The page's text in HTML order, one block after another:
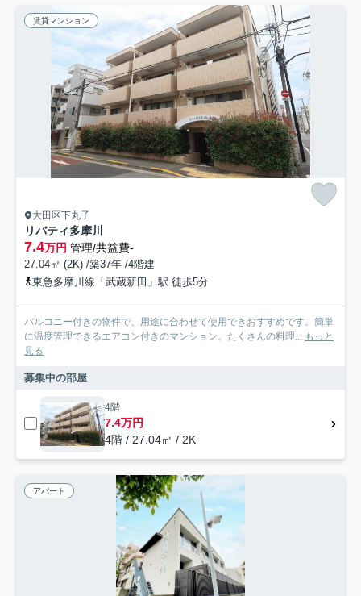
賃貸マンション
大田区下丸子
リバティ多摩川
7.4万円 管理/共益費-
27.04㎡ (2K) /築37年 /4階建
東急多摩川線「武蔵新田」駅 徒歩5分
バルコニー付きの物件で、用途に合わせて使用できおすすめです。簡単
に温度管理できるエアコン付きのマンション。たくさんの料理... もっと
見る
募集中の部屋
4階
7.4万円
4階 / 27.04㎡ / 2K
アパート